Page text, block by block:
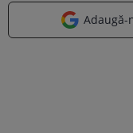
Adaugă-